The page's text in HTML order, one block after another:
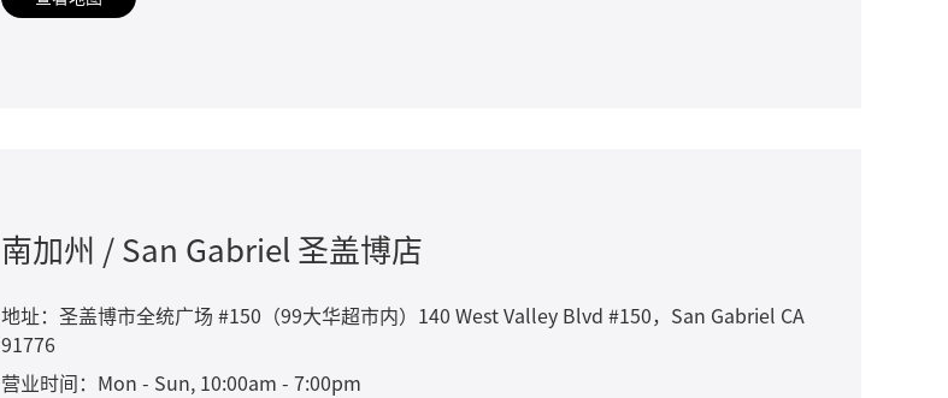
南加州 / San Gabriel 圣盖博店
地址：圣盖博市全统广场 #150（99大华超市内）140 West Valley Blvd #150，San Gabriel CA
91776
营业时间：Mon - Sun, 10:00am - 7:00pm